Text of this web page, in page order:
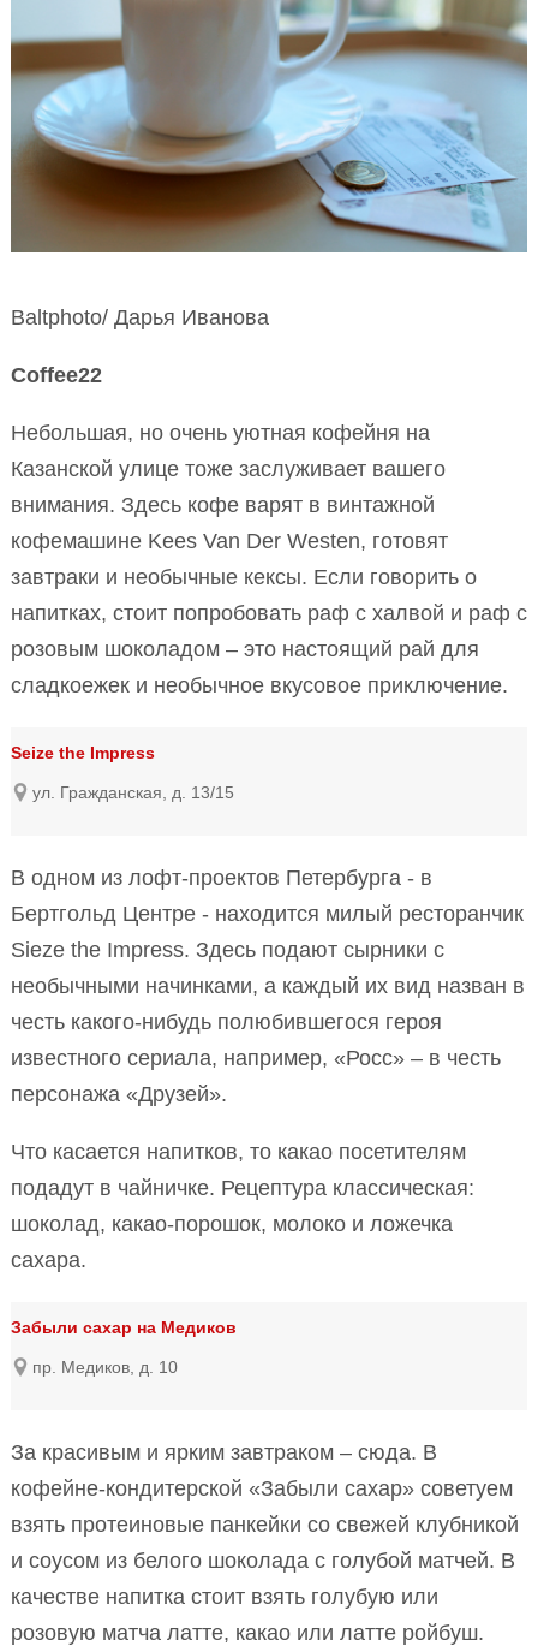
Baltphоto/ Дарья Иванова
Coffee22
Небольшая, но очень уютная кофейня на
Казанской улице тоже заслуживает вашего
внимания. Здесь кофе варят в винтажной
кофемашине Kees Van Der Westen, готовят
завтраки и необычные кексы. Если говорить о
напитках, стоит попробовать раф с халвой и раф с
розовым шоколадом – это настоящий рай для
сладкоежек и необычное вкусовое приключение.
Seize the Impress
ул. Гражданская, д. 13/15
В одном из лофт-проектов Петербурга - в
Бертгольд Центре - находится милый ресторанчик
Sieze the Impress. Здесь подают сырники с
необычными начинками, а каждый их вид назван в
честь какого-нибудь полюбившегося героя
известного сериала, например, «Росс» – в честь
персонажа «Друзей».
Что касается напитков, то какао посетителям
подадут в чайничке. Рецептура классическая:
шоколад, какао-порошок, молоко и ложечка
сахара.
Забыли сахар на Медиков
пр. Медиков, д. 10
За красивым и ярким завтраком – сюда. В
кофейне-кондитерской «Забыли сахар» советуем
взять протеиновые панкейки со свежей клубникой
и соусом из белого шоколада с голубой матчей. В
качестве напитка стоит взять голубую или
розовую матча латте, какао или латте ройбуш.